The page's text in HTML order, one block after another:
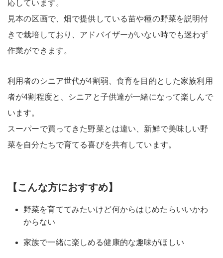
応しています。
見本の区画で、畑で提供している苗や種の野菜を説明付
きで栽培しており、アドバイザーがいない時でも迷わず
作業ができます。
利用者のシニア世代が4割弱、食育を目的とした家族利用
者が4割程度と、シニアと子供達が一緒になって楽しんで
います。
スーパーで買ってきた野菜とは違い、新鮮で美味しい野
菜を自分たちで育てる喜びを共有しています。
【こんな方におすすめ】
野菜を育ててみたいけど何からはじめたらいいかわ
からない
家族で一緒に楽しめる健康的な趣味がほしい